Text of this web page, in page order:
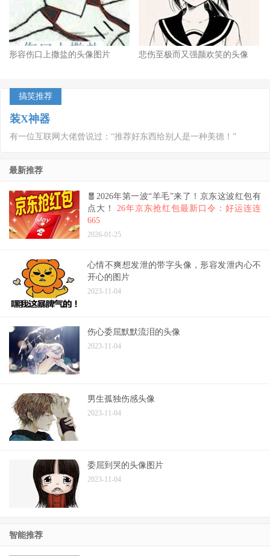
形容伤口上撒盐的头像图片 悲伤至极而又强颜欢笑的头像
搞笑推荐
装X神器
有一位互联网大佬曾说过：“推荐好东西给别人是一种美德！”
最新推荐
🧧2026年第一波“羊毛”来了！京东这波红包有
点大！ 26年京东抢红包最新口令：好运连连
665
2026-01-25
心情不爽想发泄的带字头像，形容发泄内心不
开心的图片
2023-11-04
伤心委屈默默流泪的头像
2023-11-04
男生孤独伤感头像
2023-11-04
委屈到哭的头像图片
2023-11-04
智能推荐